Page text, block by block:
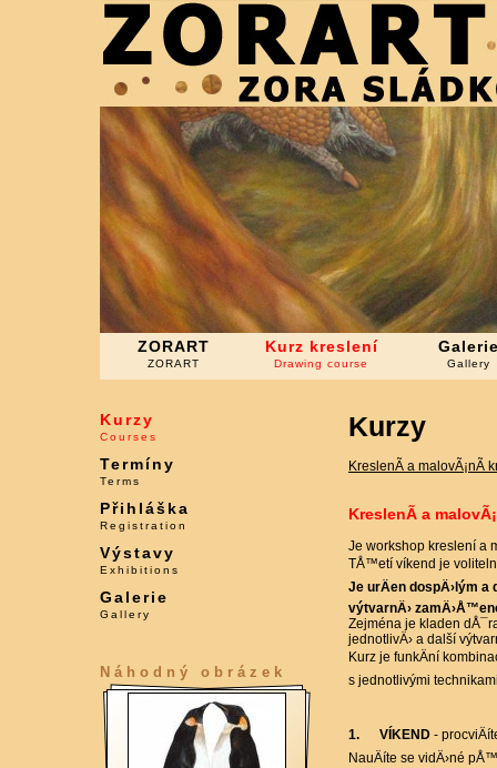
ZORART
ZORART
Kurz kreslení
Drawing course Gallery
Kurzy
Courses
Termíny
Terms
Přihláška
Registration
Výstavy
Exhibitions
Galerie
Gallery
Náhodný obrázek
Kurzy
KreslenÃ­ a malovÃ¡nÃ­
KreslenÃ­ a
Je workshop kreslení a
TÅ™etí víkend je
Je urÄen dospÄ›lým
výtvarnÄ›
Zejména je kladen
jednotlivÄ› a další
Kurz je funkÄní
s jednotlivými
1. VÍKEND -
NauÄíte se vidÄ›né